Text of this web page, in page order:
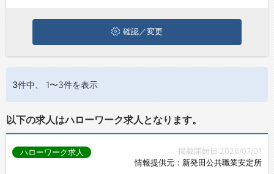
確認／変更
3件中、 1〜3件を表示
以下の求人はハローワーク求人となります。
掲載開始日:2026/07/01
情報提供元：新発田公共職業安定所
ハローワーク求人